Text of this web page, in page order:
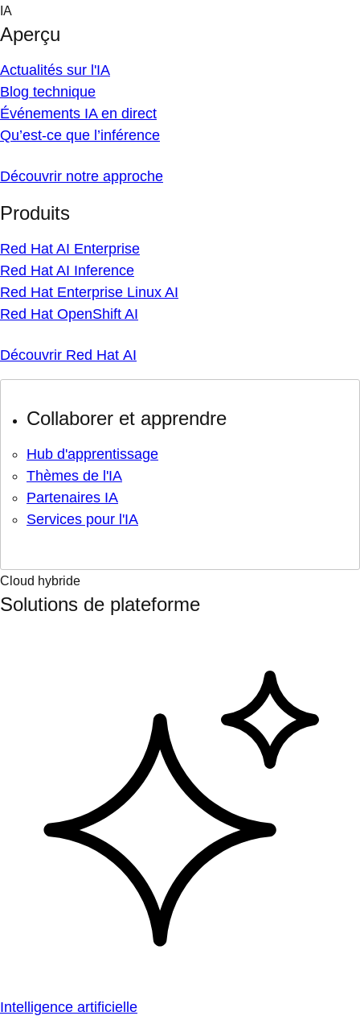
Skip
content
IA
Aperçu
Actualités sur l'IA
Blog technique
Événements IA en direct
Qu’est-ce que l’inférence
Découvrir notre approche
Produits
Red Hat AI Enterprise
Red Hat AI Inference
Red Hat Enterprise Linux AI
Red Hat OpenShift AI
Découvrir Red Hat AI
Collaborer et apprendre
Hub d'apprentissage
Thèmes de l'IA
Partenaires IA
Services pour l'IA
Cloud hybride
Solutions de plateforme
Intelligence artificielle